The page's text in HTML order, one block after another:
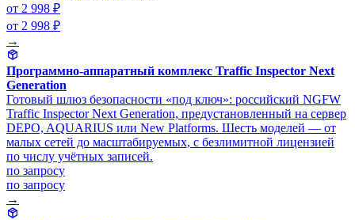
от 2 998 ₽
от 2 998 ₽
→
Программно-аппаратный комплекс Traffic Inspector Next
Generation
Готовый шлюз безопасности «под ключ»: российский NGFW
Traffic Inspector Next Generation, предустановленный на сервер
DEPO, AQUARIUS или New Platforms. Шесть моделей — от
малых сетей до масштабируемых, с безлимитной лицензией
по числу учётных записей.
по запросу
по запросу
→